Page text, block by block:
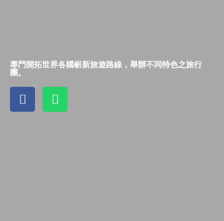
專門開拓世界各國嶄新旅遊路線，舉辦不同特色之旅行
團。